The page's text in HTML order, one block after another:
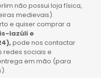
não possui loja física,
medievais).
e quiser comprar a
lazúli e
, pode nos contactar
redes sociais e
em mão (para